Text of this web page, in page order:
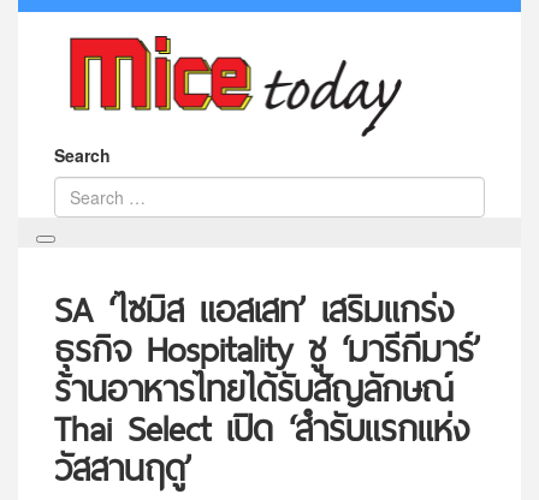
Search
SA ‘ไซมิส แอสเสท’ เสริมแกร่ง
ธุรกิจ Hospitality ชู ‘มารีกีมาร์’
ร้านอาหารไทยได้รับสัญลักษณ์
Thai Select เปิด ‘สำรับแรกแห่ง
วัสสานฤดู’